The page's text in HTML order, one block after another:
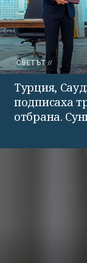
СВЕТЪТ
Турция,
подписаха
отбрана.